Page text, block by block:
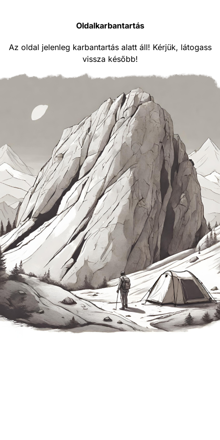
Oldalkarbantartás
Az oldal jelenleg karbantartás alatt áll! Kérjük, látogass
vissza később!